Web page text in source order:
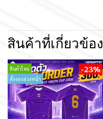
สินค้าที่เกี่ยวข้อง
สินค้าใหม่
สั่งจองล่วงหน้า
-23%